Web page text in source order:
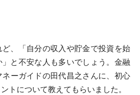
、「自分の収入や貯金で投資を始
と不安な人も多いでしょう。金融
ーガイドの田代昌之さんに、初心
トについて教えてもらいました。